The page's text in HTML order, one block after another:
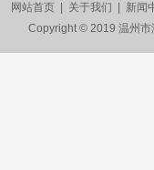
网站首页| 关于我们
新闻
Copyright © 2019 温州